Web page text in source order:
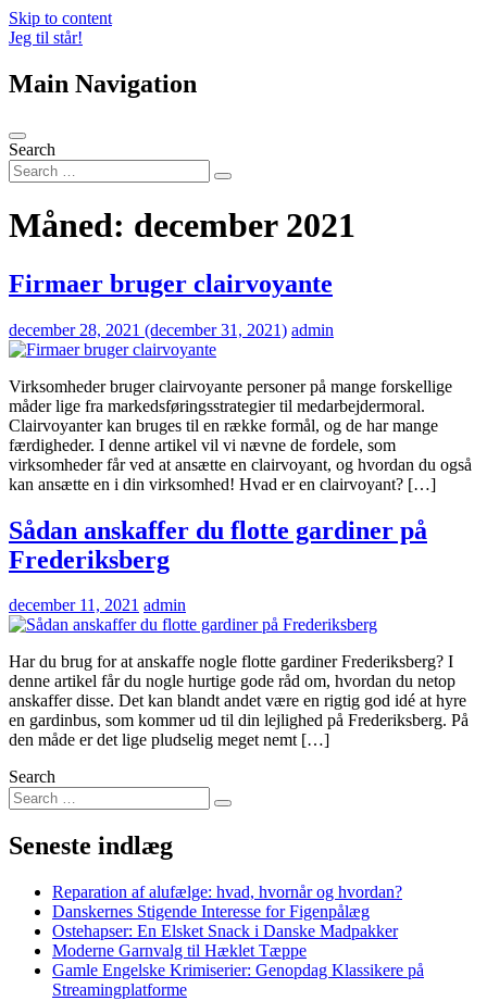
Skip to content
Jeg til står!
Main Navigation
Search
Måned: december 2021
Firmaer bruger clairvoyante
december 28, 2021 (december 31, 2021) admin
Virksomheder bruger clairvoyante personer på mange forskellige
måder lige fra markedsføringsstrategier til medarbejdermoral.
Clairvoyanter kan bruges til en række formål, og de har mange
færdigheder. I denne artikel vil vi nævne de fordele, som
virksomheder får ved at ansætte en clairvoyant, og hvordan du også
kan ansætte en i din virksomhed! Hvad er en clairvoyant? […]
Sådan anskaffer du flotte gardiner på
Frederiksberg
december 11, 2021 admin
Har du brug for at anskaffe nogle flotte gardiner Frederiksberg? I
denne artikel får du nogle hurtige gode råd om, hvordan du netop
anskaffer disse. Det kan blandt andet være en rigtig god idé at hyre
en gardinbus, som kommer ud til din lejlighed på Frederiksberg. På
den måde er det lige pludselig meget nemt […]
Search
Seneste indlæg
Reparation af alufælge: hvad, hvornår og hvordan?
Danskernes Stigende Interesse for Figenpålæg
Ostehapser: En Elsket Snack i Danske Madpakker
Moderne Garnvalg til Hæklet Tæppe
Gamle Engelske Krimiserier: Genopdag Klassikere på
Streamingplatforme